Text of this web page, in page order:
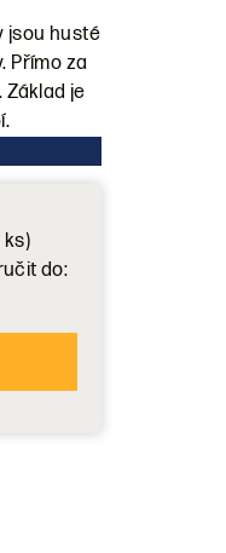
jsou husté
Přímo za
je
ks)
do: